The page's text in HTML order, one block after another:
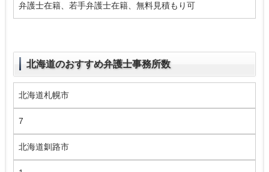
弁護士在籍、若手弁護士在籍、無料見積もり可
北海道のおすすめ弁護士事務所数
北海道札幌市
7
北海道釧路市